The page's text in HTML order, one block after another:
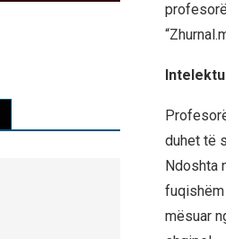
duhet të
Ndoshta
mësuar